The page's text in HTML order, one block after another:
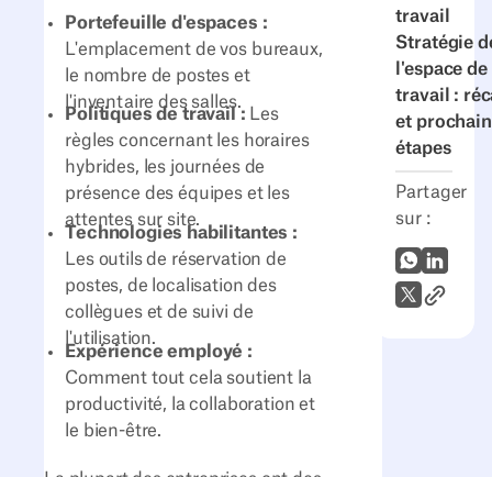
travail
Stratégie
l'espace de
travail :
et
étapes
Partager
sur :
WhatsApp
X (Twitter)
Lien
Portefeuille d'espaces :
L'emplacement de vos bureaux,
le nombre de postes et
l'inventaire des salles.
Politiques de travail : Les
règles concernant les horaires
hybrides, les journées de
présence des équipes et les
attentes sur site.
Technologies habilitantes :
Les outils de réservation de
postes, de localisation des
collègues et de suivi de
l'utilisation.
Expérience employé :
Comment tout cela soutient la
productivité, la collaboration et
le bien-être.